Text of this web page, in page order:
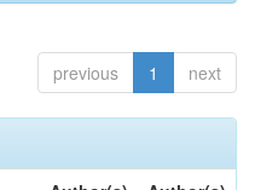
previous 1 next